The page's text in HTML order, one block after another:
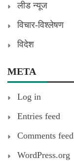
लीड न्यूज
विचार-विश्लेषण
विदेश
META
Log in
Entries feed
Comments feed
WordPress.org